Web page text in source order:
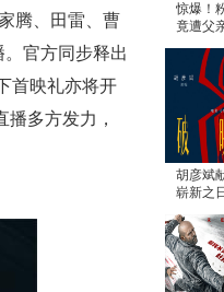
腾、田雷、曹
官方同步释出
首映礼亦将开
多方发力，
惊爆！
竟遭父
胡彦斌
崭新之